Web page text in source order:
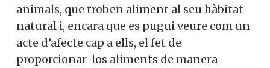
animals, que troben aliment al seu hàbitat
natural i, encara que es pugui veure com un
acte d’afecte cap a ells, el fet de
proporcionar-los aliments de manera